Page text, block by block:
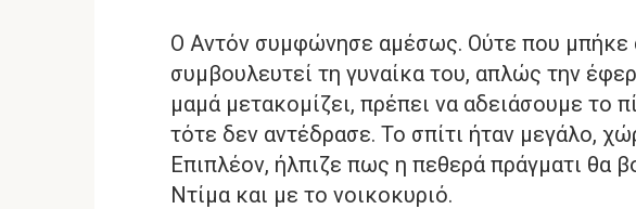
Ο Αντόν συμφώνησε αμέσως. Ούτε που μπήκε
συμβουλευτεί τη γυναίκα του, απλώς την
μαμά μετακομίζει, πρέπει να αδειάσουμε το
τότε δεν αντέδρασε. Το σπίτι ήταν μεγάλο,
Επιπλέον, ήλπιζε πως η πεθερά πράγματι θα
Ντίμα και με το νοικοκυριό.